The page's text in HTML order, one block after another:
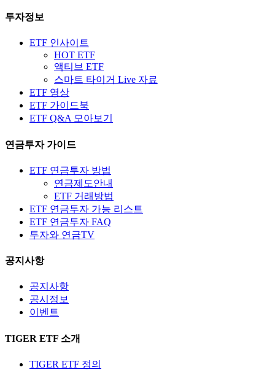
투자정보
ETF 인사이트
HOT ETF
액티브 ETF
스마트 타이거 Live 자료
ETF 영상
ETF 가이드북
ETF Q&A 모아보기
연금투자 가이드
ETF 연금투자 방법
연금제도안내
ETF 거래방법
ETF 연금투자 가능 리스트
ETF 연금투자 FAQ
투자와 연금TV
공지사항
공지사항
공시정보
이벤트
TIGER ETF 소개
TIGER ETF 정의